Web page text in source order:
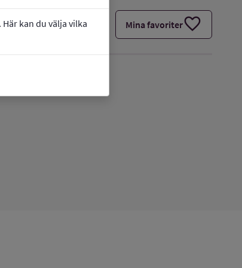
kan du välja vilka
Mina favoriterfavorite